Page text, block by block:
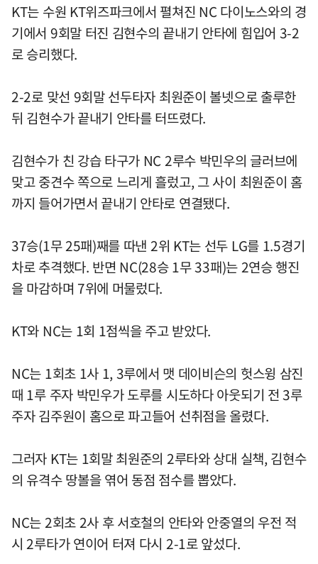
KT는 수원 KT위즈파크에서 펼쳐진 NC 다이노스와의 경
기에서 9회말 터진 김현수의 끝내기 안타에 힘입어 3-2
로 승리했다.
2-2로 맞선 9회말 선두타자 최원준이 볼넷으로 출루한
뒤 김현수가 끝내기 안타를 터뜨렸다.
김현수가 친 강습 타구가 NC 2루수 박민우의 글러브에
맞고 중견수 쪽으로 느리게 흘렀고, 그 사이 최원준이 홈
까지 들어가면서 끝내기 안타로 연결됐다.
37승(1무 25패)째를 따낸 2위 KT는 선두 LG를 1.5경기
차로 추격했다. 반면 NC(28승 1무 33패)는 2연승 행진
을 마감하며 7위에 머물렀다.
KT와 NC는 1회 1점씩을 주고 받았다.
NC는 1회초 1사 1, 3루에서 맷 데이비슨의 헛스윙 삼진
때 1루 주자 박민우가 도루를 시도하다 아웃되기 전 3루
주자 김주원이 홈으로 파고들어 선취점을 올렸다.
그러자 KT는 1회말 최원준의 2루타와 상대 실책, 김현수
의 유격수 땅볼을 엮어 동점 점수를 뽑았다.
NC는 2회초 2사 후 서호철의 안타와 안중열의 우전 적
시 2루타가 연이어 터져 다시 2-1로 앞섰다.